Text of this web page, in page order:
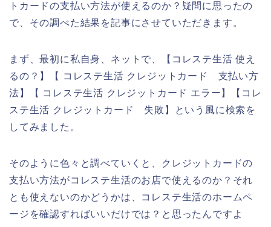
トカードの支払い方法が使えるのか？疑問に思ったの
で、その調べた結果を記事にさせていただきます。
まず、最初に私自身、ネットで、【コレステ生活 使え
るの？】【 コレステ生活 クレジットカード 支払い方
法】【 コレステ生活 クレジットカード エラー】【コレ
ステ生活 クレジットカード 失敗】という風に検索を
してみました。
そのように色々と調べていくと、クレジットカードの
支払い方法がコレステ生活のお店で使えるのか？それ
とも使えないのかどうかは、コレステ生活のホームペ
ージを確認すればいいだけでは？と思ったんですよ